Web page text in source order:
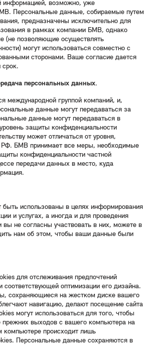
информацией, возможно, уже
Персональные данные, собираемые путем
предназначены исключительно для
в рамках компании БМВ, однако
(не позволяющие осуществлять
могут использоваться совместно с
сторонами. Ваше согласие дается
срок.
персональных данных.
международной группой компаний, и,
данные могут передаваться за
данные могут передаваться в
защиты конфиденциальности
может отличаться от уровня,
РФ. БМВ принимает все меры, необходимые
конфиденциальности частной
передачи данных в место, куда
использованы в целях информирования
и услугах, а иногда и для проведения
вы не согласны участвовать в них, можете в
нам об этом, чтобы ваши данные были
для отслеживания предпочтений
соответствующей оптимизации его дизайна.
сохраняющиеся на жестком диске вашего
навигацию, делают посещение сайта
могут использоваться для того, чтобы
прежних выходов с вашего компьютера на
происходит лишь
Персональные данные сохраняются в